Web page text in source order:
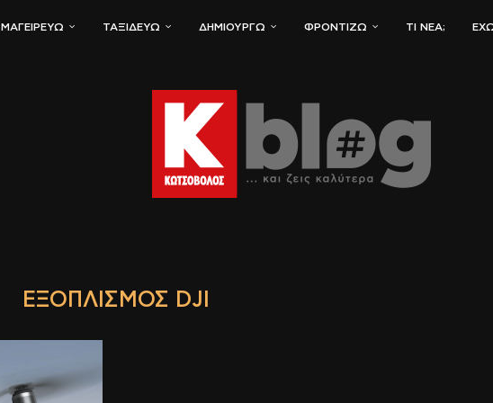
ΜΑΓΕΙΡΕΎΩ ΤΑΞΙΔΕΎΩ ΔΗΜΙΟΥΡΓΏ ΦΡΟΝΤΊΖΩ ΤΙ ΝΈΑ;
ΕΞΟΠΛΙΣΜΌΣ DJI